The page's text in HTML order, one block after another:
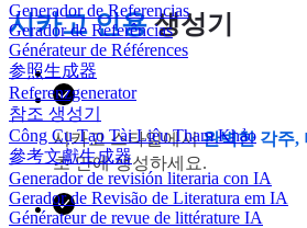
Generador de Referencias
Gerador de Referências
Générateur de Références
参照生成器
Referenzgenerator
참조 생성기
Công Cụ Tạo Tài Liệu Tham Khảo
參考文獻生成器
Generador de revisión literaria con IA
Gerador de Revisão de Literatura em IA
Générateur de revue de littérature IA
시카고 인용생성기
시카고 스타일에서완벽한 각주,
초 만에 생성하세요.